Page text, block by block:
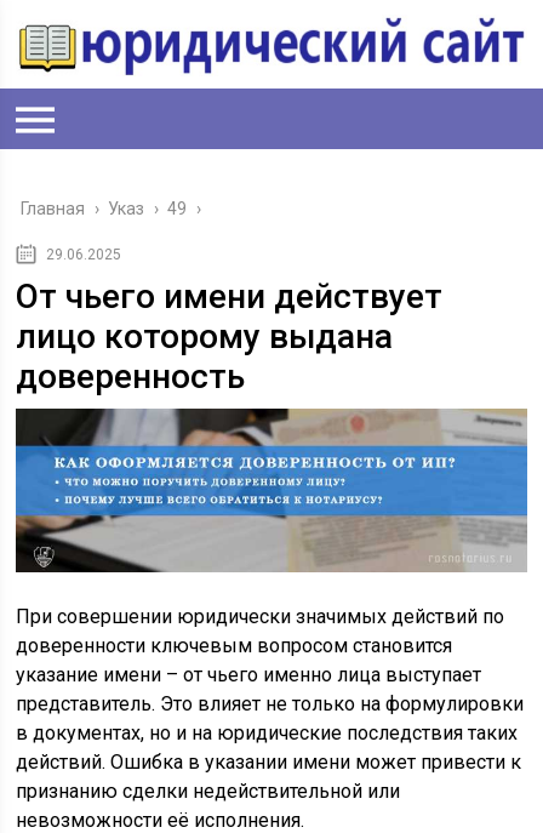
Главная › Указ › 49 ›
29.06.2025
От чьего имени действует
лицо которому выдана
доверенность
При совершении юридически значимых действий по
доверенности ключевым вопросом становится
указание имени – от чьего именно лица выступает
представитель. Это влияет не только на формулировки
в документах, но и на юридические последствия таких
действий. Ошибка в указании имени может привести к
признанию сделки недействительной или
невозможности её исполнения.